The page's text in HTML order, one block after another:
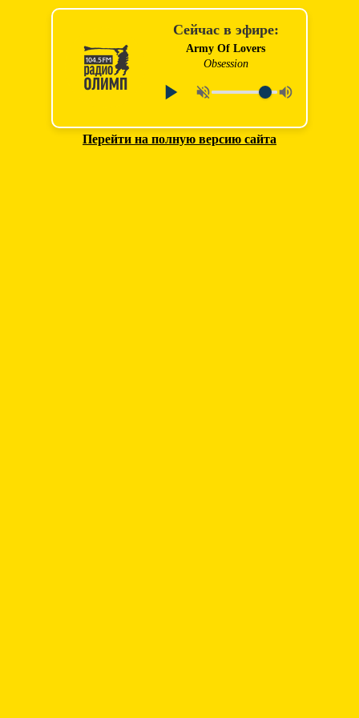
Сейчас в эфире:
Army Of Lovers
Obsession
Перейти на полную версию сайта